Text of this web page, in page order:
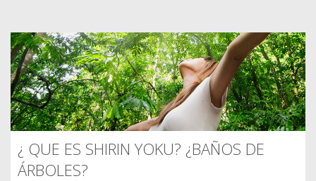
¿ QUE ES SHIRIN YOKU? ¿BAÑOS DE
ÁRBOLES?